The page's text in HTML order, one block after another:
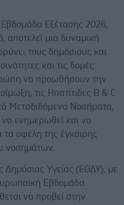
Εξέτασης 2026,
αποτελεί μια δυναμική
τους δημόσιους και
και τις δομές
να προωθήσουν την
τις Ηπατίτιδες Β & C
Μεταδιδόμενα Νοσήματα,
ενημερωθεί και να
τα οφέλη της έγκαιρης
νοσημάτων.
Δημόσιας Υγείας (ΕΟΔΥ), με
Εβδομάδα
να προβεί στην